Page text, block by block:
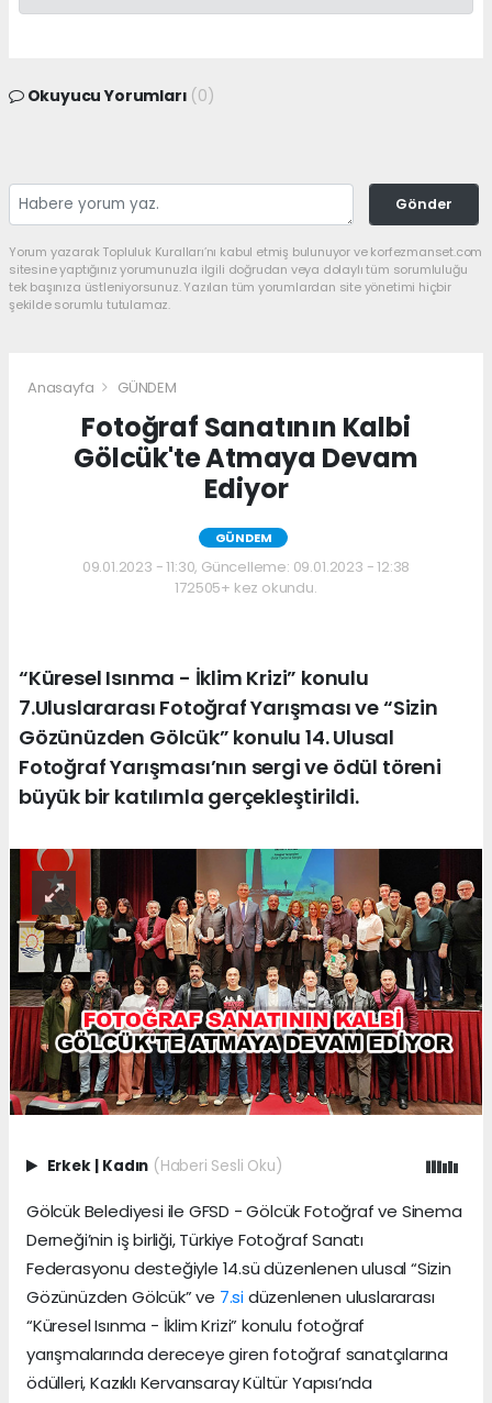
Okuyucu Yorumları (0)
Gönder
Yorum yazarak Topluluk Kuralları’nı kabul etmiş bulunuyor ve korfezmanset.com
sitesine yaptığınız yorumunuzla ilgili doğrudan veya dolaylı tüm sorumluluğu
tek başınıza üstleniyorsunuz. Yazılan tüm yorumlardan site yönetimi hiçbir
şekilde sorumlu tutulamaz.
Anasayfa GÜNDEM
Fotoğraf Sanatının Kalbi
Gölcük'te Atmaya Devam
Ediyor
GÜNDEM
09.01.2023 - 11:30, Güncelleme: 09.01.2023 - 12:38
172505+ kez okundu.
“Küresel Isınma - İklim Krizi” konulu
7.Uluslararası Fotoğraf Yarışması ve “Sizin
Gözünüzden Gölcük” konulu 14. Ulusal
Fotoğraf Yarışması’nın sergi ve ödül töreni
büyük bir katılımla gerçekleştirildi.
Erkek | Kadın (Haberi Sesli Oku)
Gölcük Belediyesi ile GFSD - Gölcük Fotoğraf ve Sinema
Derneği’nin iş birliği, Türkiye Fotoğraf Sanatı
Federasyonu desteğiyle 14.sü düzenlenen ulusal “Sizin
Gözünüzden Gölcük” ve 7.sidüzenlenen uluslararası
“Küresel Isınma - İklim Krizi” konulu fotoğraf
yarışmalarında dereceye giren fotoğraf sanatçılarına
ödülleri, Kazıklı Kervansaray Kültür Yapısı’nda